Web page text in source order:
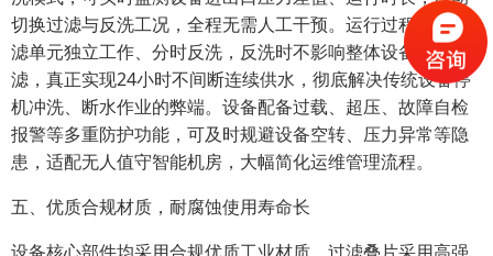
切换过滤与反洗工况，全程无需人工干预。运行过程中各过
滤单元独立工作、分时反洗，反洗时不影响整体设备持续过
滤，真正实现24小时不间断连续供水，彻底解决传统设备停
机冲洗、断水作业的弊端。设备配备过载、超压、故障自检
报警等多重防护功能，可及时规避设备空转、压力异常等隐
患，适配无人值守智能机房，大幅简化运维管理流程。
五、优质合规材质，耐腐蚀使用寿命长